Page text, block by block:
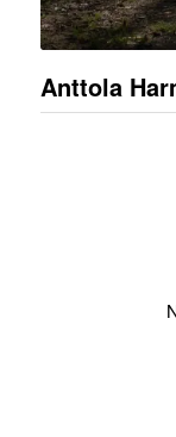
Anttola